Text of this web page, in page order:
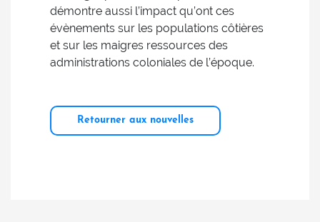
démontre aussi l’impact qu’ont ces
évènements sur les populations côtières
et sur les maigres ressources des
administrations coloniales de l’époque.
Retourner aux nouvelles